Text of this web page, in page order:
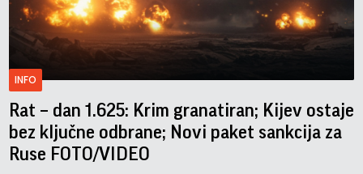
INFO
Rat – dan 1.625: Krim granatiran; Kijev ostaje
bez ključne odbrane; Novi paket sankcija za
Ruse FOTO/VIDEO